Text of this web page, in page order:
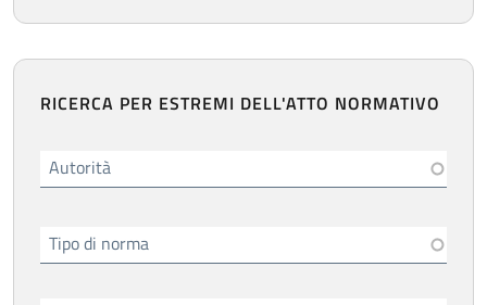
RICERCA PER ESTREMI DELL'ATTO NORMATIVO
Autorità
Tipo di norma